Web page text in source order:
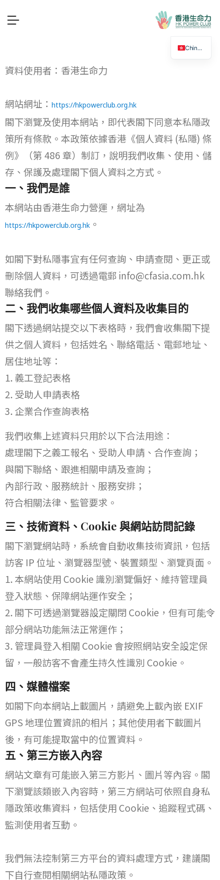
資料使用者：香港生命力
網站網址： https://hkpowerclub.org.hk
閣下瀏覽及使用本網站，即代表閣下同意本私隱政
策所有條款。本政策依據香港《個人資料 (私隱) 條
例》（第 486 章）制訂，說明我們收集、使用、儲
存、保護及處理閣下個人資料之方式。
一、我們是誰
本網站由香港生命力營運，網址為
https://hkpowerclub.org.hk 。
如閣下對私隱事宜有任何查詢、申請查閱、更正或
刪除個人資料，可透過電郵 info@cfasia.com.hk
聯絡我們。
二、我們收集哪些個人資料及收集目的
閣下透過網站提交以下表格時，我們會收集閣下提
供之個人資料，包括姓名、聯絡電話、電郵地址、
居住地址等：
義工登記表格
受助人申請表格
企業合作查詢表格
我們收集上述資料只用於以下合法用途：
處理閣下之義工報名、受助人申請、合作查詢；
與閣下聯絡、跟進相關申請及查詢；
內部行政、服務統計、服務安排；
符合相關法律、監管要求。
三、技術資料、Cookie 與網站訪問記錄
閣下瀏覽網站時，系統會自動收集技術資訊，包括
訪客 IP 位址、瀏覽器型號、裝置類型、瀏覽頁面。
本網站使用 Cookie 識別瀏覽偏好、維持管理員
登入狀態、保障網站運作安全；
閣下可透過瀏覽器設定關閉 Cookie，但有可能令
部分網站功能無法正常運作；
管理員登入相關 Cookie 會按照網站安全設定保
留，一般訪客不會產生持久性識別 Cookie。
四、媒體檔案
如閣下向本網站上載圖片，請避免上載內嵌 EXIF
GPS 地理位置資訊的相片；其他使用者下載圖片
後，有可能提取當中的位置資料。
五、第三方嵌入內容
網站文章有可能嵌入第三方影片、圖片等內容。閣
下瀏覽該類嵌入內容時，第三方網站可依照自身私
隱政策收集資料，包括使用 Cookie、追蹤程式碼、
監測使用者互動。
我們無法控制第三方平台的資料處理方式，建議閣
下自行查閱相關網站私隱政策。
Chinese